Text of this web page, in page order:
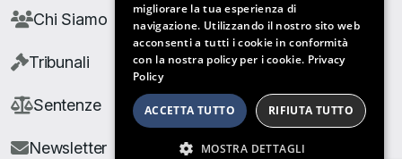
Chi Siamo
Tribunali
Sentenze
Newsletter
migliorare la tua esperienza di
navigazione. Utilizzando il nostro sito web
acconsenti a tutti i cookie in conformità
con la nostra policy per i cookie. Privacy
Policy
ACCETTA TUTTO RIFIUTA TUTTO
MOSTRA DETTAGLI